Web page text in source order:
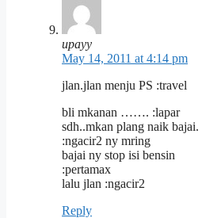
upayy
May 14, 2011 at 4:14 pm
jlan.jlan menju PS :travel
bli mkanan ……. :lapar
sdh..mkan plang naik bajai.
:ngacir2 ny mring
bajai ny stop isi bensin
:pertamax
lalu jlan :ngacir2
Reply